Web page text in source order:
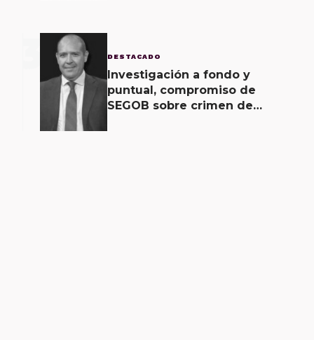
DESTACADO
Investigación a fondo y
puntual, compromiso de
SEGOB sobre crimen de